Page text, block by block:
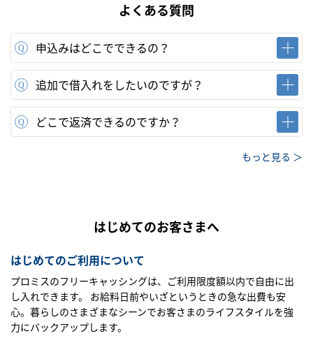
よくある質問
申込みはどこでできるの？
追加で借入れをしたいのですが？
どこで返済できるのですか？
もっと見る ＞
はじめてのお客さまへ
はじめてのご利用について
プロミスのフリーキャッシングは、ご利用限度額以内で自由に出
し入れできます。 お給料日前やいざというときの急な出費も安
心。暮らしのさまざまなシーンでお客さまのライフスタイルを強
力にバックアップします。